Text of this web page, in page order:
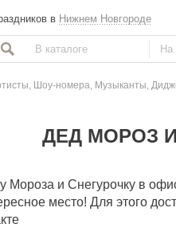
в Нижнем Новгороде
Шоу-номера, Музыканты,
ДЕД МОРОЗ
Мороза и Снегурочку в
место! Для этого